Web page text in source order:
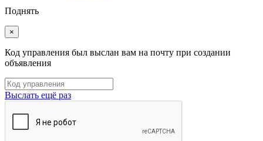
Поднять
×
Код управления был выслан вам на почту при создании
объявления
Выслать ещё раз